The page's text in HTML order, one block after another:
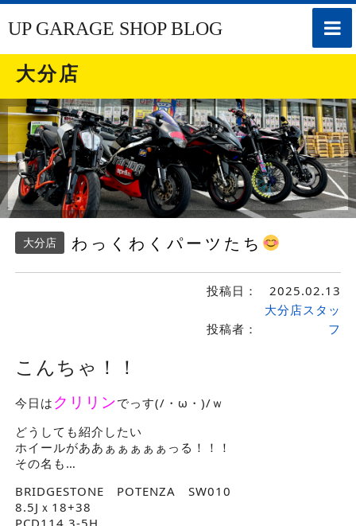
toggle
UP GARAGE SHOP BLOG
大分店
大分店 わっくわくパーツたち
投稿日： 2025.02.13
投稿者：
大分店スタッ
フ
こんちゃ！！
今日は クリリンでっす(/・ω・)/ｗ
どうしても紹介したい
ホイールがああぁぁぁぁぁっる！！！
その名も…
BRIDGESTONE POTENZA SW010
8.5Jｘ18+38
PCD114.3-5H